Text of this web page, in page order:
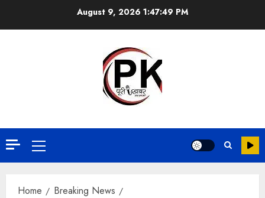
August 9, 2026 1:47:50 PM
Home
Breaking News